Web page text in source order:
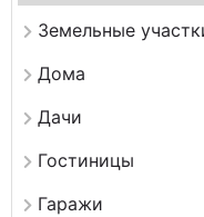
Земельные
Дома
Дачи
Гостиницы
Гаражи